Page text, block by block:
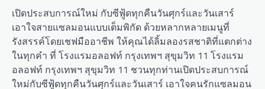
เปิดประสบการณ์ใหม่ กับซีฟู้ดทุกคืนวันศุกร์และวันเสาร์
เอาใจสายแซลมอนแบบเต็มพิกัด ด้วยหลากหลายเมนูที่
รังสรรค์โดยเชฟมืออาชีพ ให้คุณได้ลิ้มลองรสชาติที่แตกต่าง
ในทุกคำ ที่ โรงแรมอลอฟท์ กรุงเทพฯ สุขุมวิท 11 โรงแรม
อลอฟท์ กรุงเทพฯ สุขุมวิท 11 ชวนทุกท่านเปิดประสบการณ์
ใหม่กับซีฟู้ดทุกคืนวันศุกร์และวันเสาร์ เอาใจคนรักแซลมอน